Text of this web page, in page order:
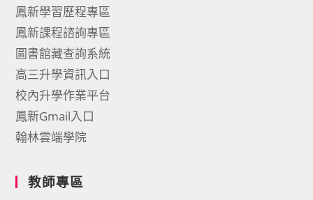
鳳新學習歷程專區
鳳新課程諮詢專區
圖書館藏查詢系統
高三升學資訊入口
校內升學作業平台
鳳新Gmail入口
翰林雲端學院
教師專區